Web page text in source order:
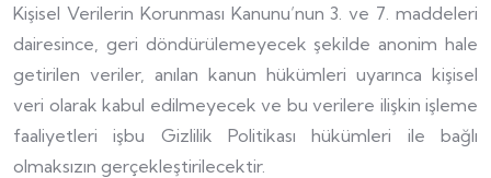
Kişisel Verilerin Korunması Kanunu’nun 3. ve 7. maddeleri
dairesince, geri döndürülemeyecek şekilde anonim hale
getirilen veriler, anılan kanun hükümleri uyarınca kişisel
veri olarak kabul edilmeyecek ve bu verilere ilişkin işleme
faaliyetleri işbu Gizlilik Politikası hükümleri ile bağlı
olmaksızın gerçekleştirilecektir.